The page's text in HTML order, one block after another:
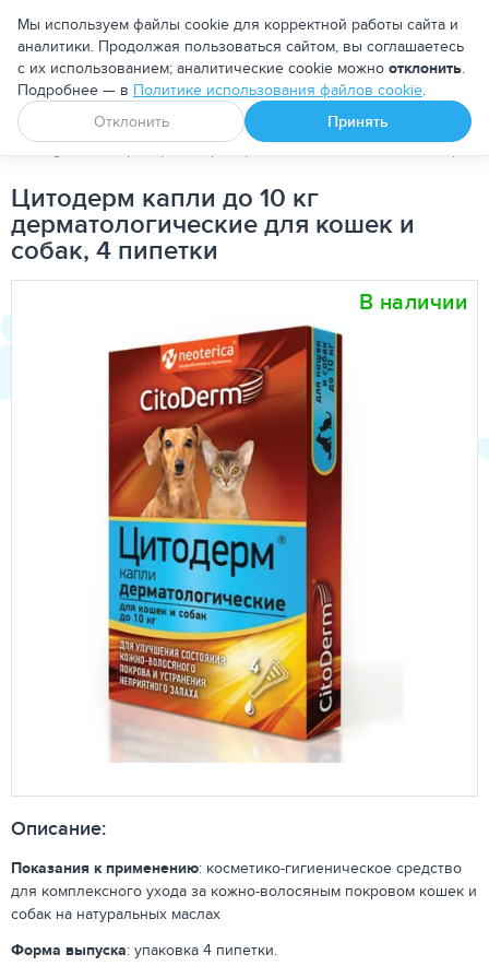
Москва
Апоквел Ветмедин От блох и клещей
PetDog Ветеринарные препараты Уход за кожей и
Цитодерм капли до 10 кг
дерматологические для кошек и
собак, 4 пипетки
В наличии
Описание:
Показания к применению: косметико-гигиеническое средство
для комплексного ухода за кожно-волосяным покровом кошек и
собак на натуральных маслах
Форма выпуска: упаковка 4 пипетки.
Мы используем файлы cookie для корректной работы сайта и
аналитики. Продолжая пользоваться сайтом, вы соглашаетесь
с их использованием; аналитические cookie можно отклонить.
Подробнее — в Политике использования файлов cookie.
Отклонить
Принять